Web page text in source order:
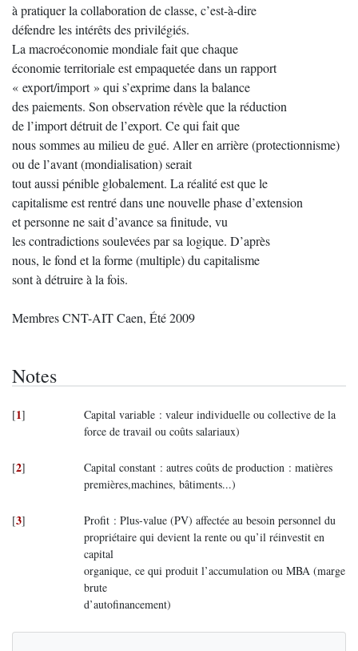
à pratiquer la collaboration de classe, c’est-à-dire
défendre les intérêts des privilégiés.
La macroéconomie mondiale fait que chaque
économie territoriale est empaquetée dans un rapport
« export/import » qui s’exprime dans la balance
des paiements. Son observation révèle que la réduction
de l’import détruit de l’export. Ce qui fait que
nous sommes au milieu de gué. Aller en arrière (protectionnisme)
ou de l’avant (mondialisation) serait
tout aussi pénible globalement. La réalité est que le
capitalisme est rentré dans une nouvelle phase d’extension
et personne ne sait d’avance sa finitude, vu
les contradictions soulevées par sa logique. D’après
nous, le fond et la forme (multiple) du capitalisme
sont à détruire à la fois.
Membres CNT-AIT Caen, Été 2009
Notes
[1]
Capital variable : valeur individuelle ou collective de la
force de travail ou coûts salariaux)
[2]
Capital constant : autres coûts de production : matières
premières,machines, bâtiments...)
[3]
Profit : Plus-value (PV) affectée au besoin personnel du
propriétaire qui devient la rente ou qu’il réinvestit en
capital
organique, ce qui produit l’accumulation ou MBA (marge
brute
d’autofinancement)